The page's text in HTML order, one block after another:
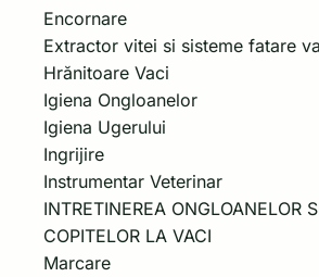
Encornare
Extractor vitei si sisteme fatare
Hrănitoare Vaci
Igiena Ongloanelor
Igiena Ugerului
Ingrijire
Instrumentar Veterinar
INTRETINEREA ONGLOANELOR
COPITELOR LA VACI
Marcare